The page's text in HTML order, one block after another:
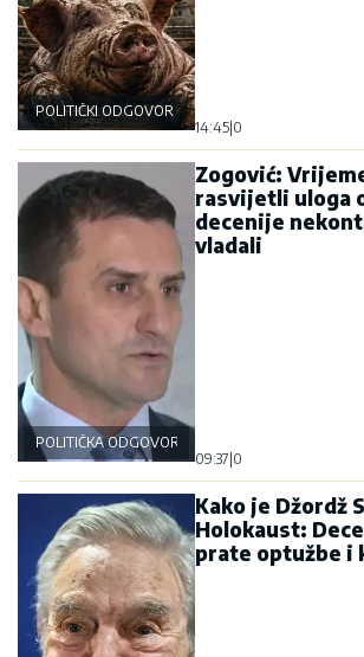
POLITIČKI ODGOVOR
14:45 0
POLITIČKA ODGOVORNOST
Zogović:
rasvijetli uloga
decenije
vladali
09:37 0
Kako je Džordž
Holokaust:
prate optužbe i